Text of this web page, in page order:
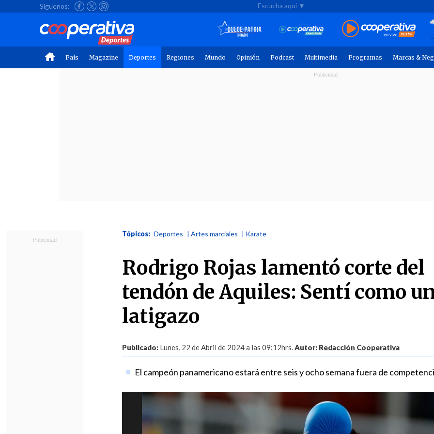
Síguenos: Escucha aquí ▼
País Magazine Deportes Regiones Mundo Opinión Podcast Multimedia Programas Marcas &
Tópicos: Deportes | Artes marciales | Karate
Rodrigo Rojas lamentó corte del
tendón de Aquiles: Sentí como
latigazo
Publicado: Lunes, 22 de Abril de 2024 a las 09:12hrs.Autor: Redacción Cooperativa
El campeón panamericano estará entre seis y ocho semana fuera de